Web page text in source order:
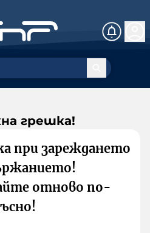
грешка!
при зареждането
отново по-